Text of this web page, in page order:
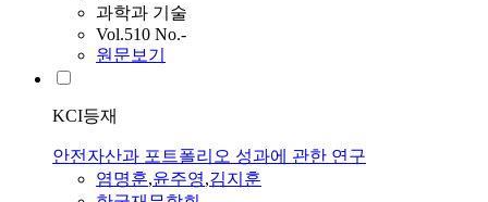
과학과 기술
Vol.510 No.-
원문보기
KCI등재
안전자산과 포트폴리오 성과에 관한 연구
염명훈,윤주영,김지훈